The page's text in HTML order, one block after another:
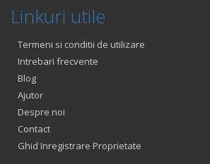
Linkuri utile
Termeni si conditii de utilizare
Intrebari frecvente
Blog
Ajutor
Despre noi
Contact
Ghid Inregistrare Proprietate